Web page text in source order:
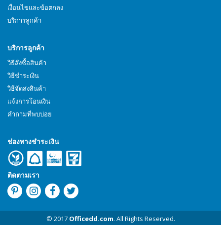
เงื่อนไขและข้อตกลง
บริการลูกค้า
บริการลูกค้า
วิธีสั่งซื้อสินค้า
วิธีชำระเงิน
วิธีจัดส่งสินค้า
แจ้งการโอนเงิน
คำถามที่พบบ่อย
ช่องทางชำระเงิน
ติดตามเรา
© 2017 Officedd.com. All Rights Reserved.